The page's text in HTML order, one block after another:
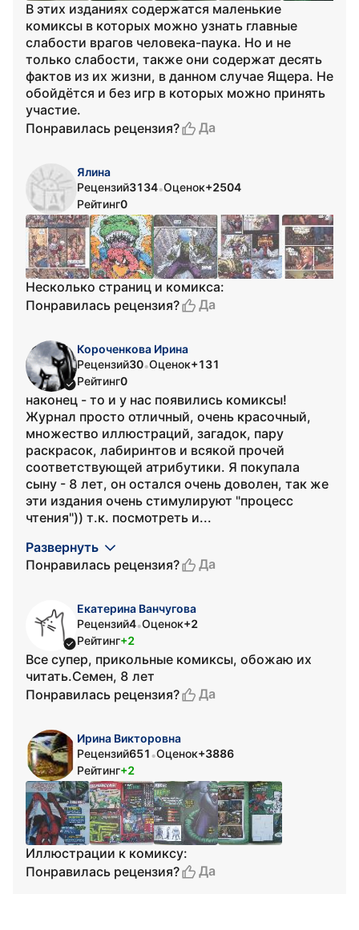
В этих изданиях содержатся маленькие
комиксы в которых можно узнать главные
слабости врагов человека-паука. Но и не
только слабости, также они содержат десять
фактов из их жизни, в данном случае Ящера. Не
обойдётся и без игр в которых можно принять
участие.
Понравилась рецензия?
Да
Ялина
Рецензий3134•Оценок+2504
Рейтинг0
Несколько страниц и комикса:
Понравилась рецензия?
Да
Короченкова Ирина
Рецензий30•Оценок+131
Рейтинг0
наконец - то и у нас появились комиксы!
Журнал просто отличный, очень красочный,
множество иллюстраций, загадок, пару
раскрасок, лабиринтов и всякой прочей
соответствующей атрибутики. Я покупала
сыну - 8 лет, он остался очень доволен, так же
эти издания очень стимулируют "процесс
чтения")) т.к. посмотреть и...
Развернуть
Понравилась рецензия?
Да
Екатерина Ванчугова
Рецензий4•Оценок+2
Рейтинг+2
Все супер, прикольные комиксы, обожаю их
читать.Семен, 8 лет
Понравилась рецензия?
Да
Ирина Викторовна
Рецензий651 •Оценок+3886
Рейтинг+2
Иллюстрации к комиксу:
Понравилась рецензия?
Да